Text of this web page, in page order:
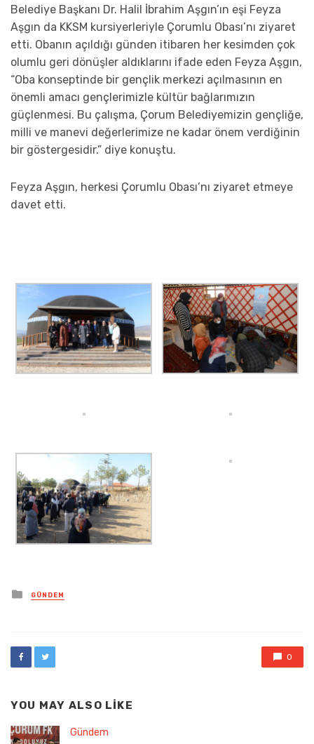
Belediye Başkanı Dr. Halil İbrahim Aşgın’ın eşi Feyza
Aşgın da KKSM kursiyerleriyle Çorumlu Obası’nı ziyaret
etti. Obanın açıldığı günden itibaren her kesimden çok
olumlu geri dönüşler aldıklarını ifade eden Feyza Aşgın,
“Oba konseptinde bir gençlik merkezi açılmasının en
önemli amacı gençlerimizle kültür bağlarımızın
güçlenmesi. Bu çalışma, Çorum Belediyemizin gençliğe,
milli ve manevi değerlerimize ne kadar önem verdiğinin
bir göstergesidir.” diye konuştu.
Feyza Aşgın, herkesi Çorumlu Obası’nı ziyaret etmeye
davet etti.
Posted
in
GÜNDEM
0
YOU MAY ALSO LIKE
Gündem